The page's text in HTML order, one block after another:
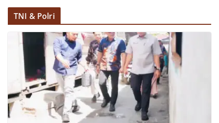
personel Kepolisian dengan masyarakat. Melalui
kegiatan semacam ini, Bhabinkamtibmas tidak
hanya berperan sebagai penyampai informasi
dan imbauan, tetapi juga sebagai mitra
masyarakat dalam menjaga keamanan lingkungan
secara bersama-sama.‎‎Kehadiran
Bhabinkamtibmas di tengah-tengah warga
diharapkan dapat semakin mempererat
hubungan kemitraan antara Polri dan
masyarakat, sekaligus membangun kesadaran
kolektif warga akan pentingnya menjaga
keamanan, ketertiban, dan kekompakan
TNI & Polri